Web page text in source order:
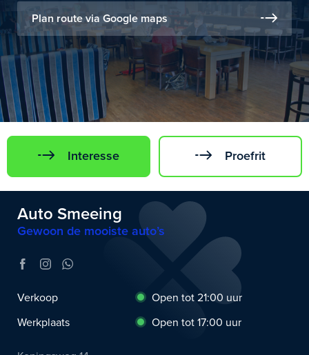
Plan route via Google maps
Interesse Proefrit
Auto Smeeing
Gewoon de mooiste auto’s
Verkoop
Open tot 21:00 uur
Werkplaats
Open tot 17:00 uur